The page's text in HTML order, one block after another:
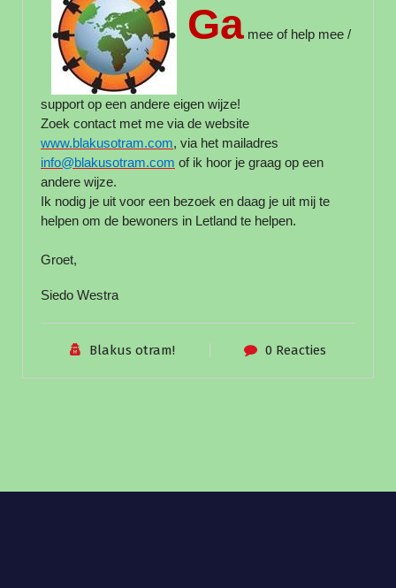
Ga mee of help mee /
support op een andere eigen wijze!
Zoek contact met me via de website
www.blakusotram.com, via het mailadres
info@blakusotram.com of ik hoor je graag op een
andere wijze.
Ik nodig je uit voor een bezoek en daag je uit mij te
helpen om de bewoners in Letland te helpen.
Groet,
Siedo Westra
Blakus otram! 0 Reacties